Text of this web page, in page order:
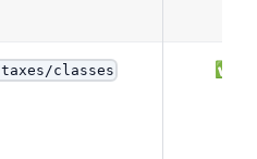
taxes/classes ✅